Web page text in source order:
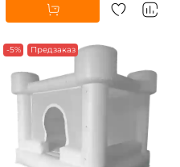
-5% Предзаказ